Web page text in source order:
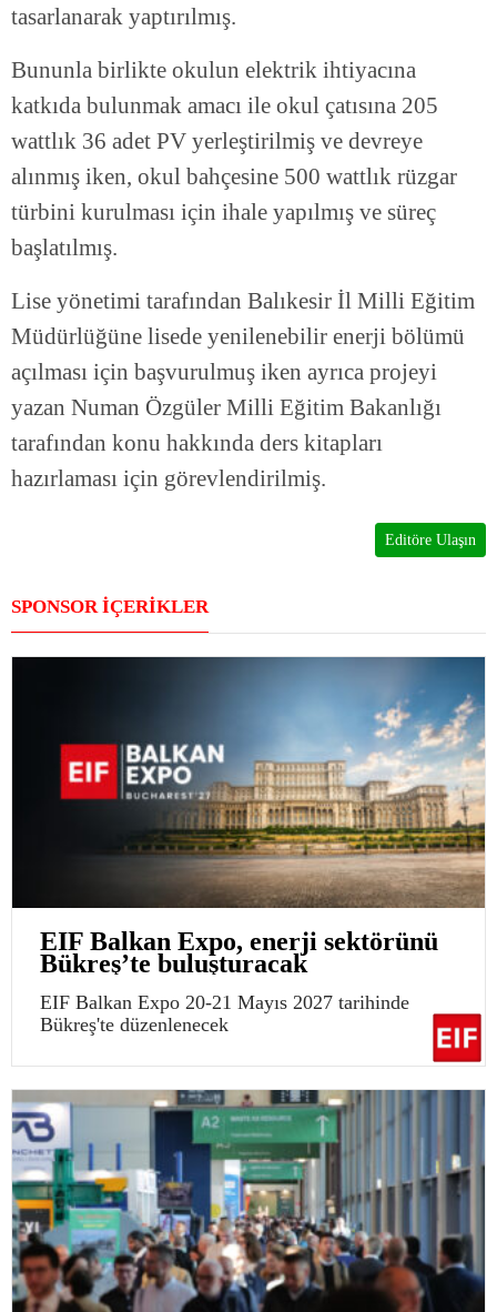
tasarlanarak yaptırılmış.
Bununla birlikte okulun elektrik ihtiyacına
katkıda bulunmak amacı ile okul çatısına 205
wattlık 36 adet PV yerleştirilmiş ve devreye
alınmış iken, okul bahçesine 500 wattlık rüzgar
türbini kurulması için ihale yapılmış ve süreç
başlatılmış.
Lise yönetimi tarafından Balıkesir İl Milli Eğitim
Müdürlüğüne lisede yenilenebilir enerji bölümü
açılması için başvurulmuş iken ayrıca projeyi
yazan Numan Özgüler Milli Eğitim Bakanlığı
tarafından konu hakkında ders kitapları
hazırlaması için görevlendirilmiş.
Editöre Ulaşın
SPONSOR İÇERİKLER
EIF Balkan Expo, enerji sektörünü
Bükreş’te buluşturacak
EIF Balkan Expo 20-21 Mayıs 2027 tarihinde
Bükreş'te düzenlenecek